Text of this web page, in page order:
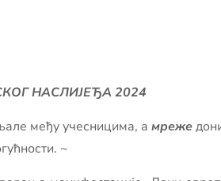
НАСЛИЈЕЂА 2024
међу учесницима, а мреже
~